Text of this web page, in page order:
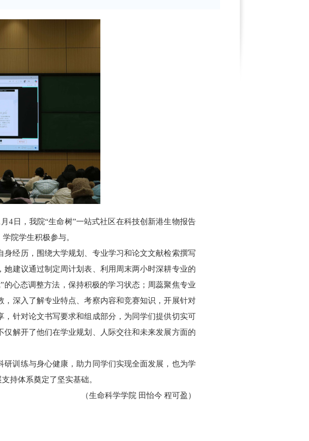
4日，我院“生命树”一站式社区在科技创新港生物报告
院学生积极参与。
经历，围绕大学规划、专业学习和论文文献检索撰写
建议通过制定周计划表、利用周末两小时深耕专业的
心态调整方法，保持积极的学习状态；周蕊聚焦专业
深入了解专业特点、考察内容和竞赛知识，开展针对
针对论文书写要求和组成部分，为同学们提供切实可
解开了他们在学业规划、人际交往和未来发展方面的
训练与身心健康，助力同学们实现全面发展，也为学
持体系奠定了坚实基础。
（生命科学学院 田怡今 程可盈）